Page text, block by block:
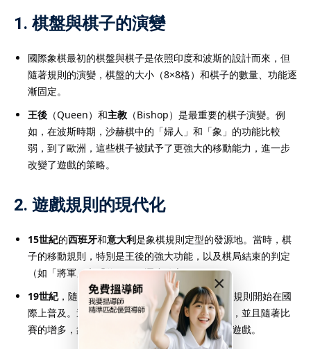
×
1. 棋盤與棋子的演變
國際象棋最初的棋盤與棋子是依照印度和波斯的設計而來，但
隨著規則的演變，棋盤的大小（8×8格）和棋子的數量、功能逐
漸固定。
王後 （Queen）和主教 （Bishop）是最重要的棋子演變。例
如，在波斯時期，沙赫棋中的「婦人」和「象」的功能比較
弱，到了歐洲，這些棋子被賦予了更強大的移動能力，進一步
改變了遊戲的策略。
2. 遊戲規則的現代化
15世紀的西班牙和意大利是象棋規則定型的發源地。當時，棋
子的移動規則，特別是王後的強大功能，以及棋局結束的判定
（如「將軍」和「將死」）逐步確立。
19世紀，隨著現代國際象棋比賽的興起，統一的規則開始在國
際上普及。這些規則的確立促進了象棋的國際化，並且隨著比
賽的增多，象棋逐漸演變為現代所熟知的競技性遊戲。